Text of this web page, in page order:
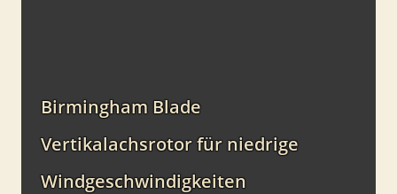
Birmingham Blade
Vertikalachsrotor für niedrige
Windgeschwindigkeiten